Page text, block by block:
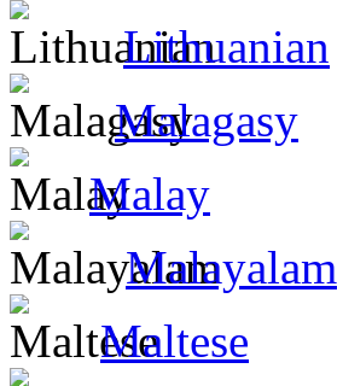
Lithuanian
Malagasy
Malay
Malayalam
Maltese